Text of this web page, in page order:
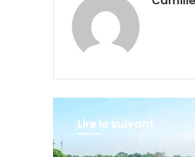
Lire le suivant